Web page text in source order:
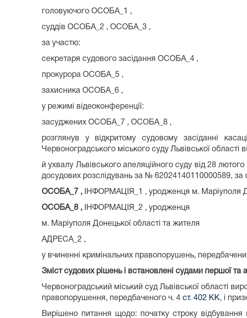
головуючого ОСОБА_1 ,
суддів ОСОБА_2 , ОСОБА_3 ,
за участю:
секретаря судового засідання ОСОБА_4 ,
прокурора ОСОБА_5 ,
захисника ОСОБА_6 ,
у режимі відеоконференції:
засуджених ОСОБА_7 , ОСОБА_8 ,
розглянув у відкритому судовому засіданні
Червоноградського міського суду Львівської області
й ухвалу Львівського апеляційного суду від 28
досудових розслідувань за № 62024140110000589, за
ОСОБА_7 , ІНФОРМАЦІЯ_1 , уродженця м. Маріуполя
ОСОБА_8 , ІНФОРМАЦІЯ_2 , уродженця
м. Маріуполя Донецької області та жителя
АДРЕСА_2 ,
у вчиненні кримінальних правопорушень,
Зміст судових рішень і встановлені судами першої та
Червоноградський міський суд Львівської області
правопорушення, передбаченого ч. 4 ст. 402 КК, і
Вирішено питання щодо: початку строку